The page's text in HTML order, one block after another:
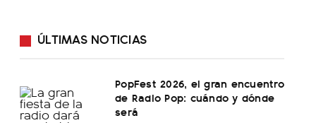
ÚLTIMAS NOTICIAS
PopFest 2026, el gran encuentro
de Radio Pop: cuándo y dónde
será